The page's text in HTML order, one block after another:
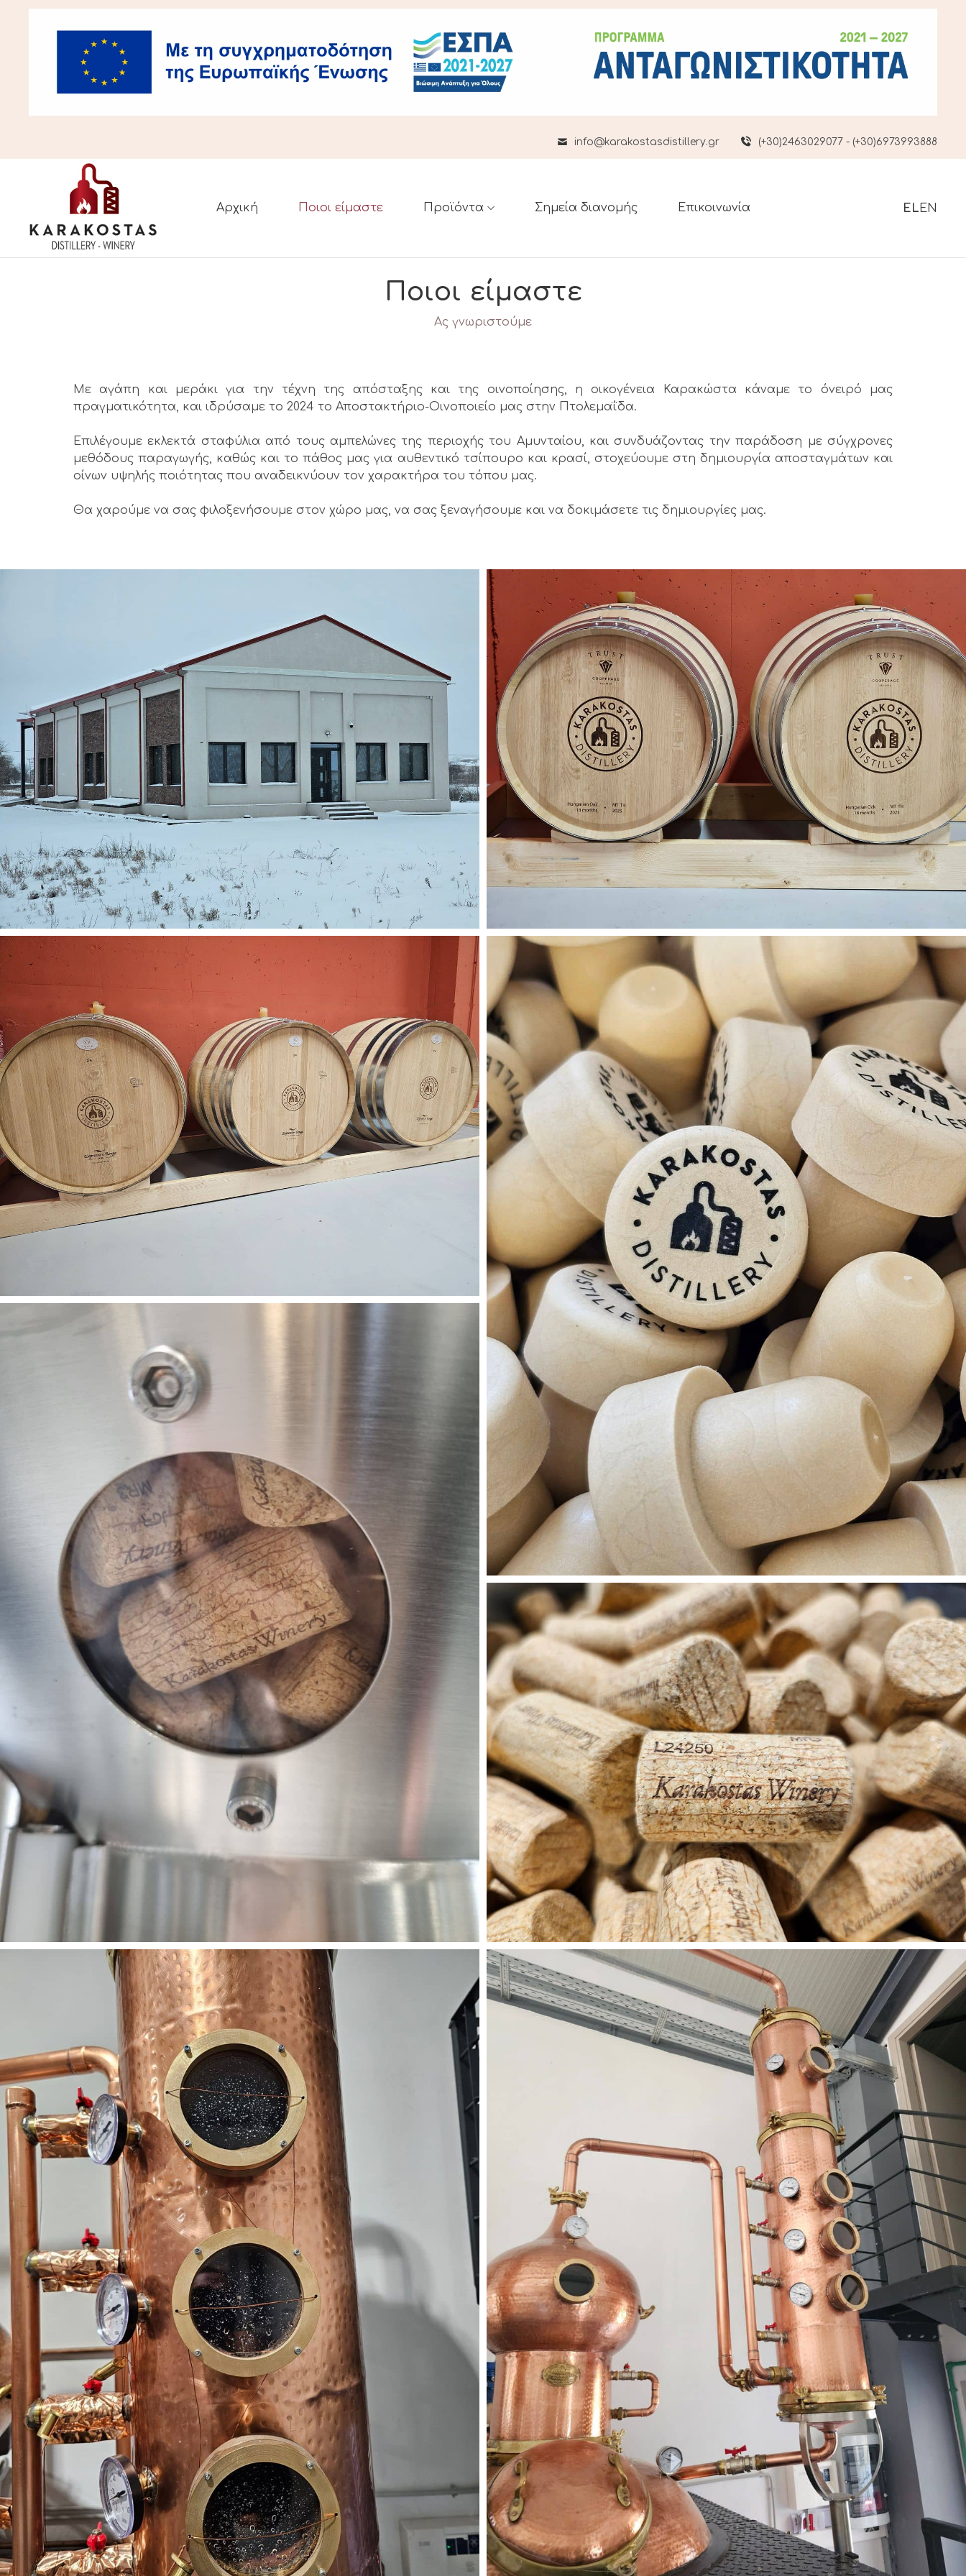
info@karakostasdistillery.gr (+30)2463029077 - (+30)6973993888
Αρχική Ποιοι είμαστε Προϊόντα Σημεία διανομής Επικοινωνία EL EN
Ποιοι είμαστε
Ας γνωριστούμε
Με αγάπη και μεράκι για την τέχνη της απόσταξης και της οινοποίησης, η οικογένεια Καρακώστα κάναμε το όνειρό μας
πραγματικότητα, και ιδρύσαμε το 2024 το Αποστακτήριο-Οινοποιείο μας στην Πτολεμαΐδα.
Επιλέγουμε εκλεκτά σταφύλια από τους αμπελώνες της περιοχής του Αμυνταίου, και συνδυάζοντας την παράδοση με σύγχρονες
μεθόδους παραγωγής, καθώς και το πάθος μας για αυθεντικό τσίπουρο και κρασί, στοχεύουμε στη δημιουργία αποσταγμάτων και
οίνων υψηλής ποιότητας που αναδεικνύουν τον χαρακτήρα του τόπου μας.
Θα χαρούμε να σας φιλοξενήσουμε στον χώρο μας, να σας ξεναγήσουμε και να δοκιμάσετε τις δημιουργίες μας.